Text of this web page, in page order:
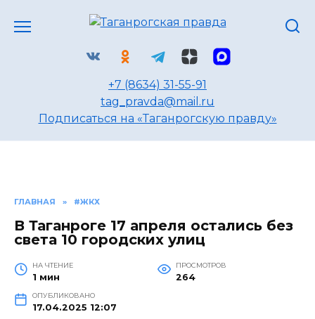
+7 (8634) 31-55-91
tag_pravda@mail.ru
Подписаться на «Таганрогскую правду»
ГЛАВНАЯ » #ЖКХ
В Таганроге 17 апреля остались без
света 10 городских улиц
НА ЧТЕНИЕ
1 мин
ПРОСМОТРОВ
264
ОПУБЛИКОВАНО
17.04.2025 12:07